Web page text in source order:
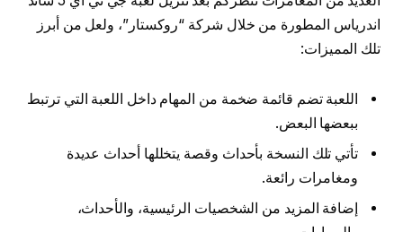
اندرياس المطورة من خلال شركة “روكستار”، ولعل من أبرز
تلك المميزات:
اللعبة تضم قائمة ضخمة من المهام داخل اللعبة التي ترتبط
ببعضها البعض.
تأتي تلك النسخة بأحداث وقصة يتخللها أحداث عديدة
ومغامرات رائعة.
إضافة المزيد من الشخصيات الرئيسية، والأحداث،